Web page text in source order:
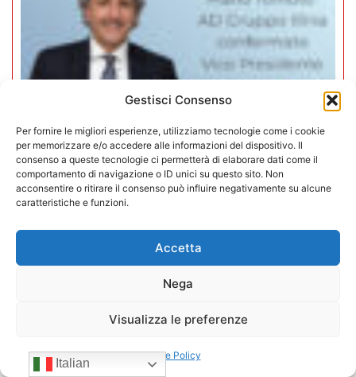
Gestisci Consenso
Per fornire le migliori esperienze, utilizziamo tecnologie come i cookie
per memorizzare e/o accedere alle informazioni del dispositivo. Il
consenso a queste tecnologie ci permetterà di elaborare dati come il
comportamento di navigazione o ID unici su questo sito. Non
acconsentire o ritirare il consenso può influire negativamente su alcune
caratteristiche e funzioni.
Accetta
Nega
Visualizza le preferenze
Cookie Policy
Mario Toniutti confermato Vice
Presidente di CONFIDA per il
quadriennio 2026-2030
15/07/2026
Italian